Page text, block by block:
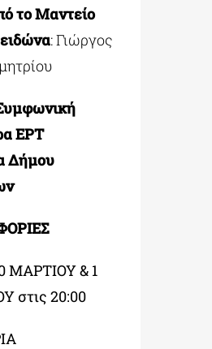
το Μαντείο
: Γιώργος
ΕΡΤ
Δήμου
ΜΑΡΤΙΟΥ & 1
στις 20:00